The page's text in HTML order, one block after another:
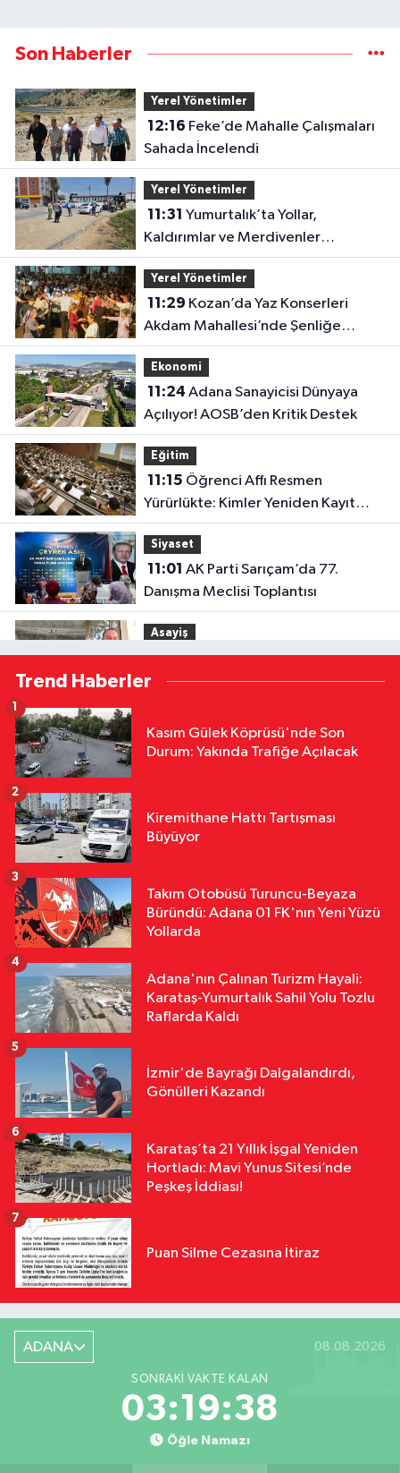
Son Haberler
Yerel Yönetimler
12:16
Sahada İncelendi
Yerel Yönetimler
11:31
Kaldırımlar ve Merdivenler
Yenileniyor
Yerel Yönetimler
11:29
Akdam Mahallesi’nde Şenliğe
Dönüştü
Ekonomi
11:24
Açılıyor! AOSB’den Kritik Destek
Eğitim
11:15
Yürürlükte: Kimler Yeniden Kayıt
Yaptırabilecek?
Siyaset
11:01
Danışma Meclisi Toplantısı
Asayiş
10:55Adana’da Tünel Göçüğünde
Acı Bilanço: Ölü Sayısı 2’ye Yükseldi
10:51Şevkin’den Çukurova Çiftçisi
10:45Adana’da Sıcak Hava Alarmı!
Kültür & Sanat
10:3256 Yıllık Sinema Yolculuğu:
Trend Haberler
Kasım Gülek Köprüsü'nde Son
Durum: Yakında Trafiğe Açılacak
Kiremithane Hattı Tartışması
Büyüyor
2
Takım Otobüsü Turuncu-Beyaza
Büründü: Adana 01 FK'nın Yeni Yüzü
Yollarda
3
Adana'nın Çalınan Turizm Hayali:
Karataş-Yumurtalık Sahil Yolu Tozlu
Raflarda Kaldı
4
İzmir'de Bayrağı Dalgalandırdı,
Gönülleri Kazandı
5
Karataş’ta 21 Yıllık İşgal Yeniden
Hortladı: Mavi Yunus Sitesi’nde
Peşkeş İddiası!
6
Puan Silme Cezasına İtiraz
7
ADANA 08.08.2026
SONRAKI VAKTE KALAN
03:19:38
Öğle Namazı